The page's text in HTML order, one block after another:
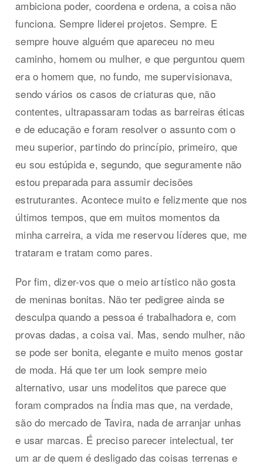
ambiciona poder, coordena e ordena, a coisa não
funciona. Sempre liderei projetos. Sempre. E
sempre houve alguém que apareceu no meu
caminho, homem ou mulher, e que perguntou quem
era o homem que, no fundo, me supervisionava,
sendo vários os casos de criaturas que, não
contentes, ultrapassaram todas as barreiras éticas
e de educação e foram resolver o assunto com o
meu superior, partindo do princípio, primeiro, que
eu sou estúpida e, segundo, que seguramente não
estou preparada para assumir decisões
estruturantes. Acontece muito e felizmente que nos
últimos tempos, que em muitos momentos da
minha carreira, a vida me reservou líderes que, me
trataram e tratam como pares.
Por fim, dizer-vos que o meio artístico não gosta
de meninas bonitas. Não ter pedigree ainda se
desculpa quando a pessoa é trabalhadora e, com
provas dadas, a coisa vai. Mas, sendo mulher, não
se pode ser bonita, elegante e muito menos gostar
de moda. Há que ter um look sempre meio
alternativo, usar uns modelitos que parece que
foram comprados na Índia mas que, na verdade,
são do mercado de Tavira, nada de arranjar unhas
e usar marcas. É preciso parecer intelectual, ter
um ar de quem é desligado das coisas terrenas e